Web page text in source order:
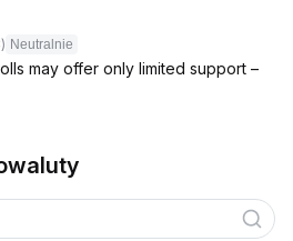
Neutralnie
may offer only limited support –